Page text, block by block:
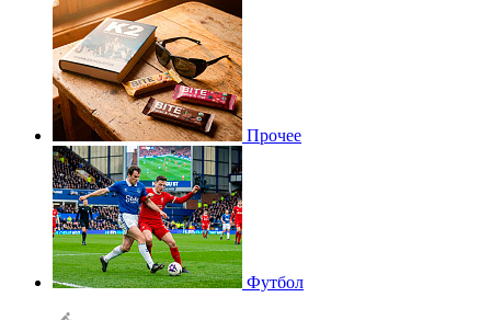
Прочее
Футбол